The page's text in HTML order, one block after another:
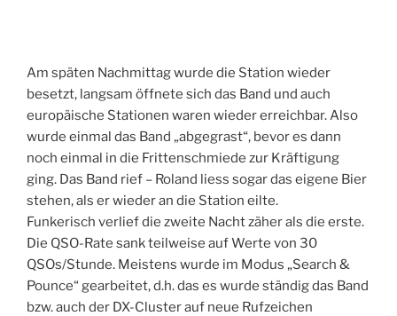
Am späten Nachmittag wurde die Station wieder
besetzt, langsam öffnete sich das Band und auch
europäische Stationen waren wieder erreichbar. Also
wurde einmal das Band „abgegrast“, bevor es dann
noch einmal in die Frittenschmiede zur Kräftigung
ging. Das Band rief – Roland liess sogar das eigene Bier
stehen, als er wieder an die Station eilte.
Funkerisch verlief die zweite Nacht zäher als die erste.
Die QSO-Rate sank teilweise auf Werte von 30
QSOs/Stunde. Meistens wurde im Modus „Search &
Pounce“ gearbeitet, d.h. das es wurde ständig das Band
bzw. auch der DX-Cluster auf neue Rufzeichen